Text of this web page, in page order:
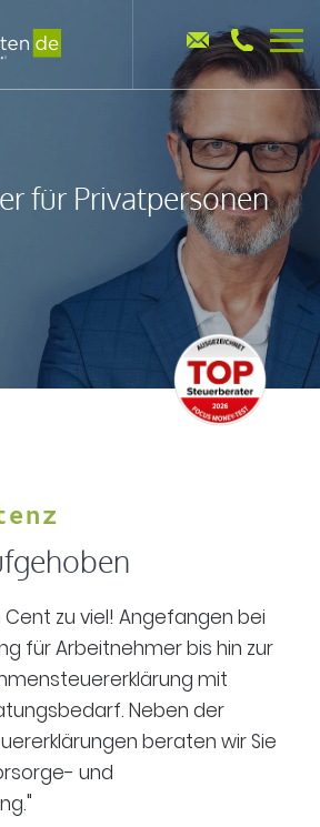
für Privatpersonen
Cent zu viel! Angefangen bei
für Arbeitnehmer bis hin zur
mit
Neben der
beraten wir Sie
und